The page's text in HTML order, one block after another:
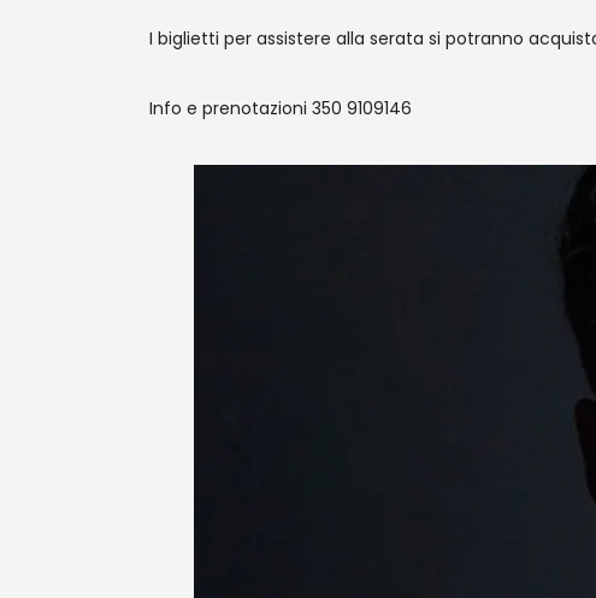
I biglietti per assistere alla serata si potranno
Info e prenotazioni 350 9109146